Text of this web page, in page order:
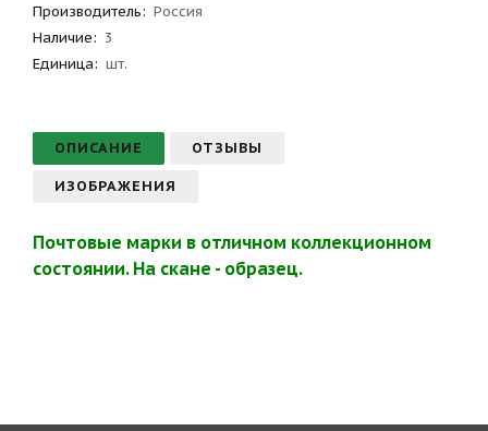
Производитель: Россия
Наличие: 3
Единица: шт.
ОПИСАНИЕ ОТЗЫВЫ
ИЗОБРАЖЕНИЯ
Почтовые марки в отличном коллекционном
состоянии. На скане - образец.